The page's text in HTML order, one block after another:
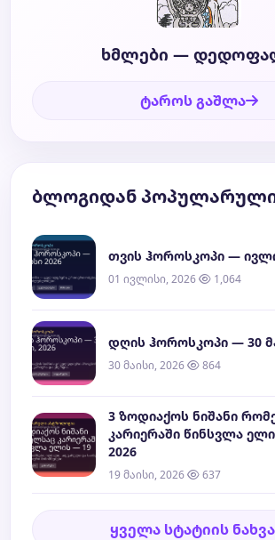
ხმლები —
ტაროს გაშლა
ბლოგიდან
თვის ჰოროსკოპი —
01 ივლისი, 2026 1,064
დღის ჰოროსკოპი — 30
30 მაისი, 2026 864
3 ზოდიაქოს ნიშანი
კარიერაში წინსვლა
2026
19 მაისი, 2026 637
ყველა სტატიის ნახვა